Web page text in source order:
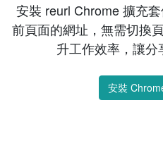
安裝 reurl Chrome 擴充
前頁面的網址，無需切換
升工作效率，讓分
安裝